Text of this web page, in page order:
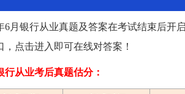
6月银行从业真题及答案在考试结束后开
，点击进入即可在线对答案！
行从业考后真题估分：